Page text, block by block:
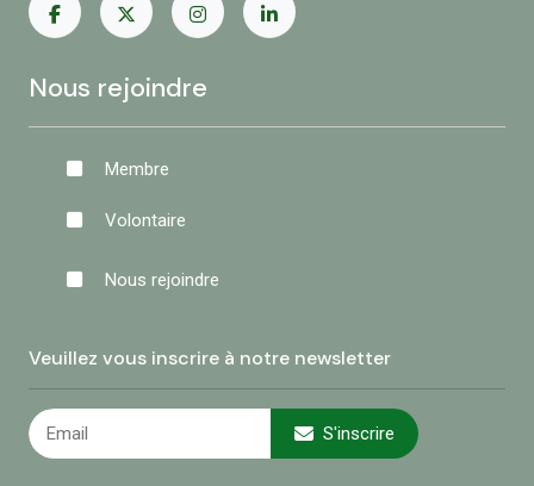
Nous rejoindre
Membre
Volontaire
Nous rejoindre
Veuillez vous inscrire à notre newsletter
S'inscrire